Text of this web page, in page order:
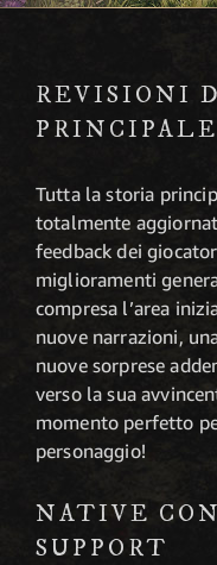
REVISIONI
Tutta la storia
totalmente
feedback dei
miglioramenti
compresa l’area
nuove narrazioni,
nuove sorprese
verso la sua
momento perfetto
personaggio!
NATIVE
SUPPORT